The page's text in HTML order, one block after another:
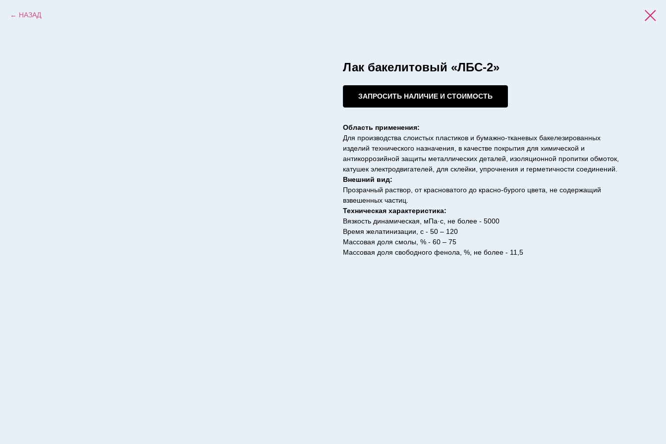
НАЗАД
Лак бакелитовый «ЛБС-2»
ЗАПРОСИТЬ НАЛИЧИЕ И СТОИМОСТЬ
Область применения:
Для производства слоистых пластиков и бумажно-тканевых бакелезированных
изделий технического назначения, в качестве покрытия для химической и
антикоррозийной защиты металлических деталей, изоляционной пропитки обмоток,
катушек электродвигателей, для склейки, упрочнения и герметичности соединений.
Внешний вид:
Прозрачный раствор, от красноватого до красно-бурого цвета, не содержащий
взвешенных частиц.
Техническая характеристика:
Вязкость динамическая, мПа·с, не более - 5000
Время желатинизации, с - 50 – 120
Массовая доля смолы, % - 60 – 75
Массовая доля свободного фенола, %, не более - 11,5